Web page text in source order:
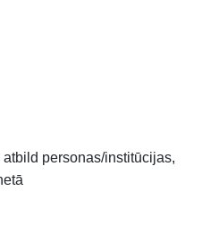
personas/institūcijas,